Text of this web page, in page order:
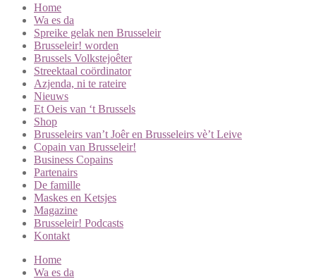
Home
Wa es da
Spreike gelak nen Brusseleir
Brusseleir! worden
Brussels Volkstejoêter
Streektaal coördinator
Azjenda, ni te rateire
Nieuws
Et Oeis van ‘t Brussels
Shop
Brusseleirs van’t Joêr en Brusseleirs vè’t Leive
Copain van Brusseleir!
Business Copains
Partenairs
De famille
Maskes en Ketsjes
Magazine
Brusseleir! Podcasts
Kontakt
Home
Wa es da